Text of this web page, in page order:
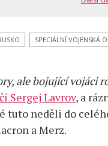
na
v boji
ruští
vojáci.
SPECIÁLNÍ VOJENSKÁ
ale bojující vojáci
Sergej Lavrov, a
tuto neděli do
a Merz.